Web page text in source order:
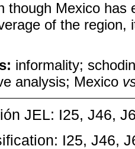
though Mexico has
of the region,
informality;
analysis; Mexico
JEL: I25, J46,
I25, J46,